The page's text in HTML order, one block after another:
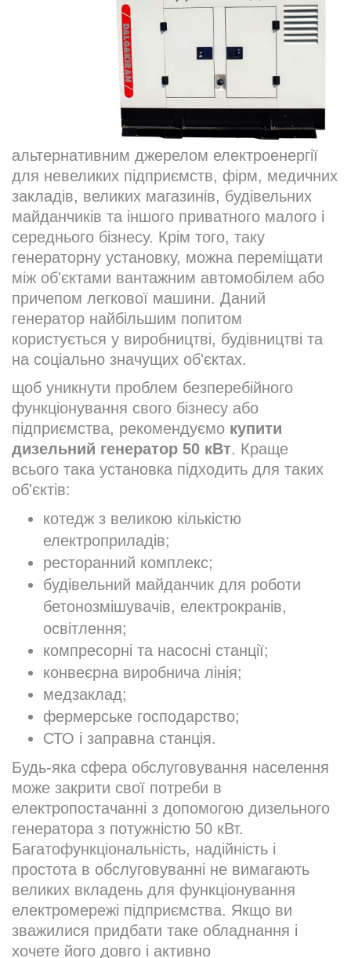
альтернативним джерелом електроенергії
для невеликих підприємств, фірм, медичних
закладів, великих магазинів, будівельних
майданчиків та іншого приватного малого і
середнього бізнесу. Крім того, таку
генераторну установку, можна переміщати
між об'єктами вантажним автомобілем або
причепом легкової машини. Даний
генератор найбільшим попитом
користується у виробництві, будівництві та
на соціально значущих об'єктах.
щоб уникнути проблем безперебійного
функціонування свого бізнесу або
підприємства, рекомендуємо купити
дизельний генератор 50 кВт. Краще
всього така установка підходить для таких
об'єктів:
котедж з великою кількістю
електроприладів;
ресторанний комплекс;
будівельний майданчик для роботи
бетонозмішувачів, електрокранів,
освітлення;
компресорні та насосні станції;
конвеєрна виробнича лінія;
медзаклад;
фермерське господарство;
СТО і заправна станція.
Будь-яка сфера обслуговування населення
може закрити свої потреби в
електропостачанні з допомогою дизельного
генератора з потужністю 50 кВт.
Багатофункціональність, надійність і
простота в обслуговуванні не вимагають
великих вкладень для функціонування
електромережі підприємства. Якщо ви
зважилися придбати таке обладнання і
хочете його довго і активно